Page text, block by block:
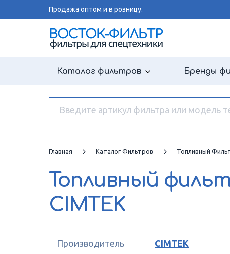
Продажа оптом и в розницу.
Каталог фильтров Бренды
Главная Каталог Фильтров Топливный
Топливный
CIMTEK
Производитель CIMTEK